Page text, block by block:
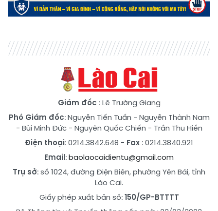
Giám đốc : Lê Trường Giang
Phó Giám đốc:Nguyễn Tiến Tuấn - Nguyễn Thành Nam
- Bùi Minh Đức- Nguyễn Quốc Chiến - Trần Thu Hiền
Điện thoại: 0214.3842.648 - Fax : 0214.3840.921
Email:baolaocaidientu@gmail.com
Trụ sở: số 1024, đường Điện Biên, phường Yên Bái, tỉnh
Lào Cai.
Giấy phép xuất bản số:150/GP-BTTTT